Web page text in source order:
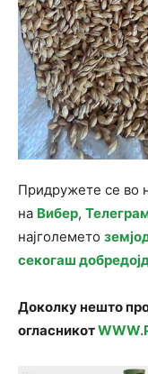
Придружете се во
на Вибер,
најголемето
секогаш
Доколку нешто
огласникот